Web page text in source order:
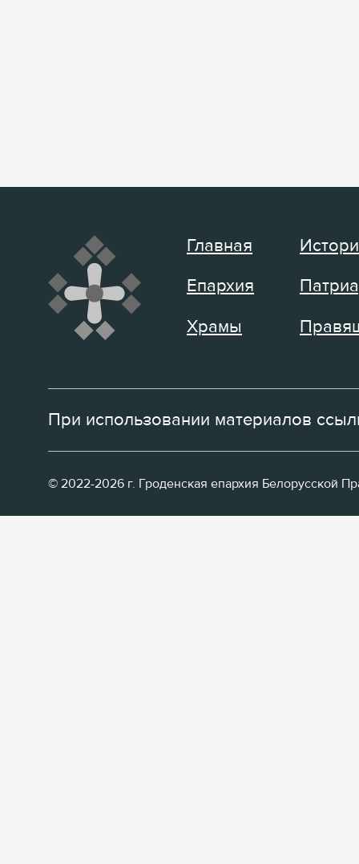
Главная
Епархия
Храмы
При использовании материалов
© 2022-2026 г. Гроденская епархия Белорусской